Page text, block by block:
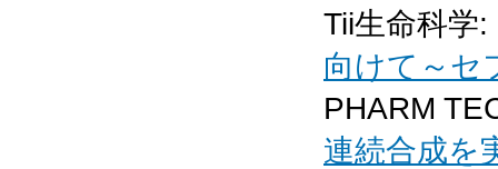
Tii生命科学:
向けて～セ
PHARM
連続合成を